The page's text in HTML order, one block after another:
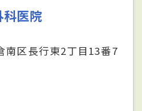
科医院
南区長行東2丁目13番7